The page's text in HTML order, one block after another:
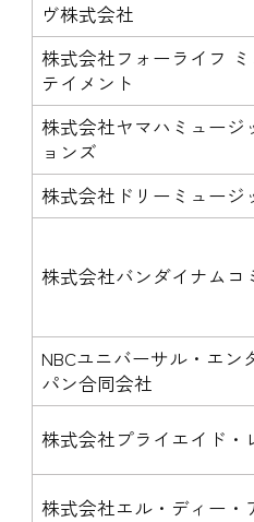
ヴ株式会社
株式会社フォーライフ
テイメント
株式会社ヤマハミュージ
ョンズ
株式会社ドリーミュージ
株式会社バンダイナムコ
NBCユニバーサル・エン
パン合同会社
株式会社プライエイド・
株式会社エル・ディー・